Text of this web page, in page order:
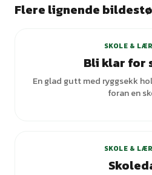
Flere lignende
SKOLE &
Bli klar for
En glad gutt med ryggsekk
foran en
SKOLE &